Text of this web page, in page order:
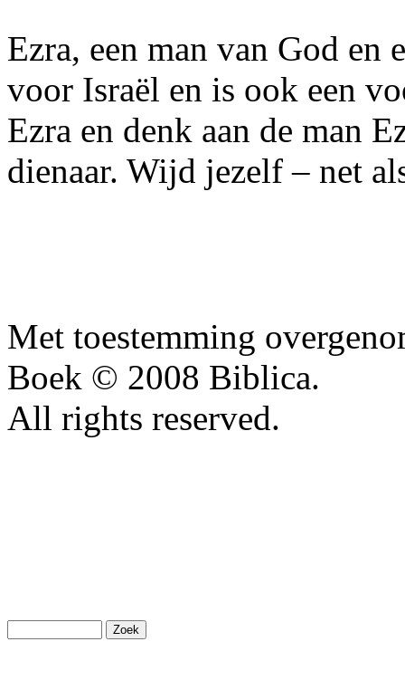
Ezra, een man van God en
voor Israël en is ook een
Ezra en denk aan de man
dienaar. Wijd jezelf – net
Met toestemming
Boek © 2008 Biblica.
All rights reserved.